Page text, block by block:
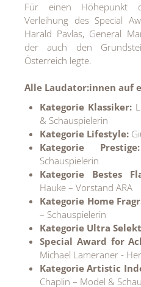
MEDIA
ÜBER
Für einen Höhepunkt
Verleihung des Special
Harald Pavlas, General
der auch den
Österreich legte.
Alle Laudator:innen auf
Kategorie Klassiker:
& Schauspielerin
Kategorie Lifestyle:
Kategorie Prestige:
Schauspielerin
Kategorie Bestes
Hauke – Vorstand ARA
Kategorie Home
– Schauspielerin
Kategorie Ultra
Special Award for
Michael Lameraner -
Kategorie Artistic
Chaplin – Model &